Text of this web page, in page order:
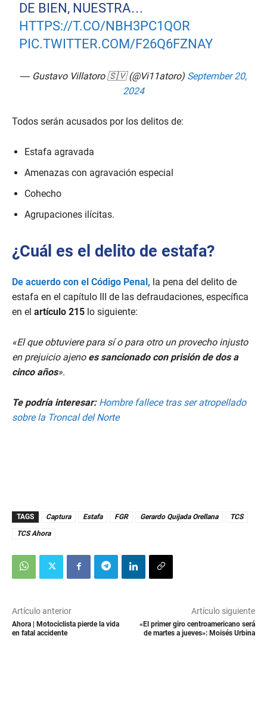
DE BIEN, NUESTRA…
HTTPS://T.CO/NBH3PC1QOR
PIC.TWITTER.COM/F26Q6FZNAY
— Gustavo Villatoro 🇸🇻 (@Vi11atoro) September 20,
2024
Todos serán acusados por los delitos de:
Estafa agravada
Amenazas con agravación especial
Cohecho
Agrupaciones ilícitas.
¿Cuál es el delito de estafa?
De acuerdo con el Código Penal, la pena del delito de
estafa en el capítulo III de las defraudaciones, específica
en el artículo 215 lo siguiente:
«El que obtuviere para sí o para otro un provecho injusto
en prejuicio ajeno es sancionado con prisión de dos a
cinco años».
Te podría interesar: Hombre fallece tras ser atropellado
sobre la Troncal del Norte
TAGS Captura Estafa FGR Gerardo Quijada Orellana
TCS
TCS Ahora
Artículo anterior
Ahora | Motociclista pierde la vida
en fatal accidente
Artículo siguiente
«El primer giro centroamericano será
de martes a jueves»: Moisés Urbina